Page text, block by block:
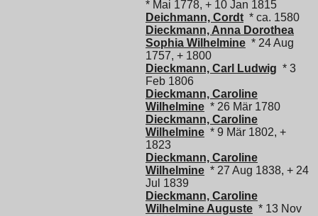
* Mai 1778, + 10 Jan 1815
Deichmann, Cordt * ca. 1580
Dieckmann, Anna Dorothea
Sophia Wilhelmine * 24 Aug
1757, + 1800
Dieckmann, Carl Ludwig * 3
Feb 1806
Dieckmann, Caroline
Wilhelmine * 26 Mär 1780
Dieckmann, Caroline
Wilhelmine * 9 Mär 1802, +
1823
Dieckmann, Caroline
Wilhelmine * 27 Aug 1838, + 24
Jul 1839
Dieckmann, Caroline
Wilhelmine Auguste * 13 Nov